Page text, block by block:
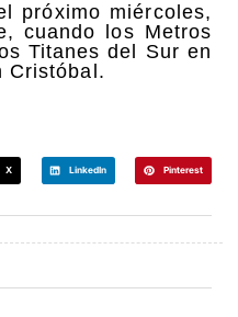
próximo miércoles,
cuando los Metros
Titanes del Sur en
Cristóbal.
X LinkedIn Pinterest